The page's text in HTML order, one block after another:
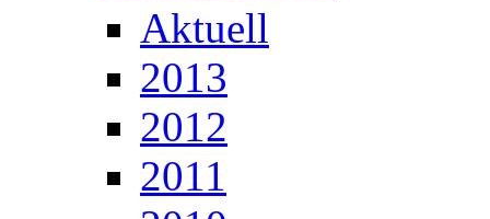
Aktuell
2013
2012
2011